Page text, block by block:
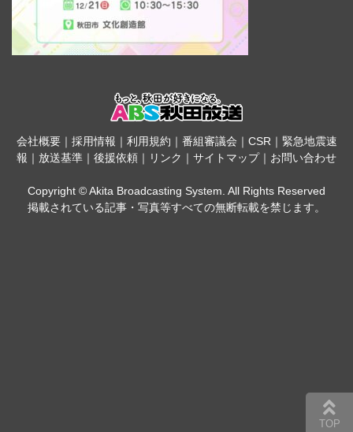
会社概要｜ 採用情報 ｜ 利用規約 ｜ 番組審議会 ｜ CSR｜ 緊急地震速
報 ｜ 放送基準 ｜ 後援依頼 ｜ リンク ｜ サイトマップ｜ お問い合わせ
Copyright © Akita Broadcasting System. All Rights Reserved
掲載されている記事・写真等すべての無断転載を禁じます。